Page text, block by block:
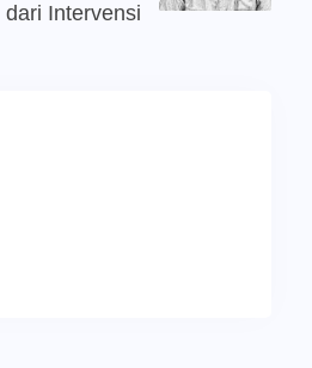
dari Intervensi